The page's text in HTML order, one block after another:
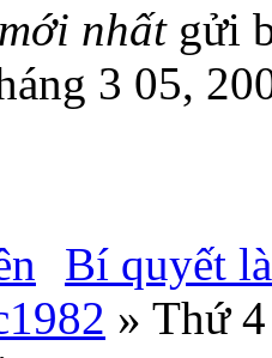
nhất gửi
3 05,
Bí quyết
» Thứ